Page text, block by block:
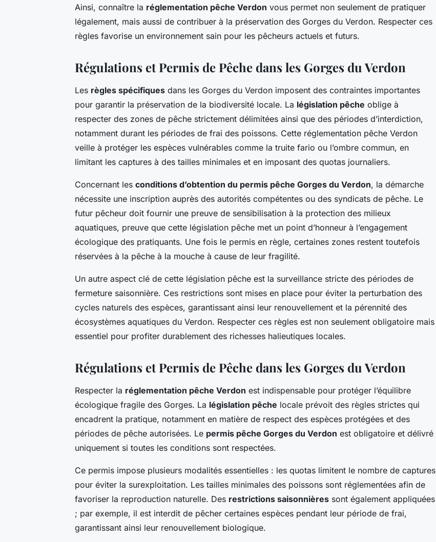
Ainsi, connaître la réglementation pêche Verdon vous permet non seulement de pratiquer
légalement, mais aussi de contribuer à la préservation des Gorges du Verdon. Respecter ces
règles favorise un environnement sain pour les pêcheurs actuels et futurs.
Régulations et Permis de Pêche dans les Gorges du Verdon
Les règles spécifiques dans les Gorges du Verdon imposent des contraintes importantes
pour garantir la préservation de la biodiversité locale. La législation pêche oblige à
respecter des zones de pêche strictement délimitées ainsi que des périodes d’interdiction,
notamment durant les périodes de frai des poissons. Cette réglementation pêche Verdon
veille à protéger les espèces vulnérables comme la truite fario ou l’ombre commun, en
limitant les captures à des tailles minimales et en imposant des quotas journaliers.
Concernant les conditions d’obtention du permis pêche Gorges du Verdon, la démarche
nécessite une inscription auprès des autorités compétentes ou des syndicats de pêche. Le
futur pêcheur doit fournir une preuve de sensibilisation à la protection des milieux
aquatiques, preuve que cette législation pêche met un point d’honneur à l’engagement
écologique des pratiquants. Une fois le permis en règle, certaines zones restent toutefois
réservées à la pêche à la mouche à cause de leur fragilité.
Un autre aspect clé de cette législation pêche est la surveillance stricte des périodes de
fermeture saisonnière. Ces restrictions sont mises en place pour éviter la perturbation des
cycles naturels des espèces, garantissant ainsi leur renouvellement et la pérennité des
écosystèmes aquatiques du Verdon. Respecter ces règles est non seulement obligatoire mais
essentiel pour profiter durablement des richesses halieutiques locales.
Régulations et Permis de Pêche dans les Gorges du Verdon
Respecter la réglementation pêche Verdon est indispensable pour protéger l’équilibre
écologique fragile des Gorges. La législation pêche locale prévoit des règles strictes qui
encadrent la pratique, notamment en matière de respect des espèces protégées et des
périodes de pêche autorisées. Le permis pêche Gorges du Verdon est obligatoire et délivré
uniquement si toutes les conditions sont respectées.
Ce permis impose plusieurs modalités essentielles : les quotas limitent le nombre de captures
pour éviter la surexploitation. Les tailles minimales des poissons sont réglementées afin de
favoriser la reproduction naturelle. Des restrictions saisonnières sont également appliquées
; par exemple, il est interdit de pêcher certaines espèces pendant leur période de frai,
garantissant ainsi leur renouvellement biologique.